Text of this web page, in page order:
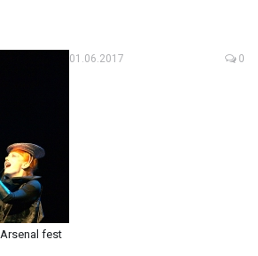
Arsenal fest
01.06.2017 0